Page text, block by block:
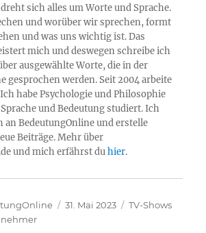
sich alles um Worte und Sprache.
und worüber wir sprechen, formt
und was uns wichtig ist. Das
mich und deswegen schreibe ich
ausgewählte Worte, die in der
gesprochen werden. Seit 2004 arbeite
habe Psychologie und Philosophie
und Bedeutung studiert. Ich
an BedeutungOnline und erstelle
Beiträge. Mehr über
und mich erfährst duhier.
Veröffentlicht
31. Mai 2023 Kategorien
TV-Shows